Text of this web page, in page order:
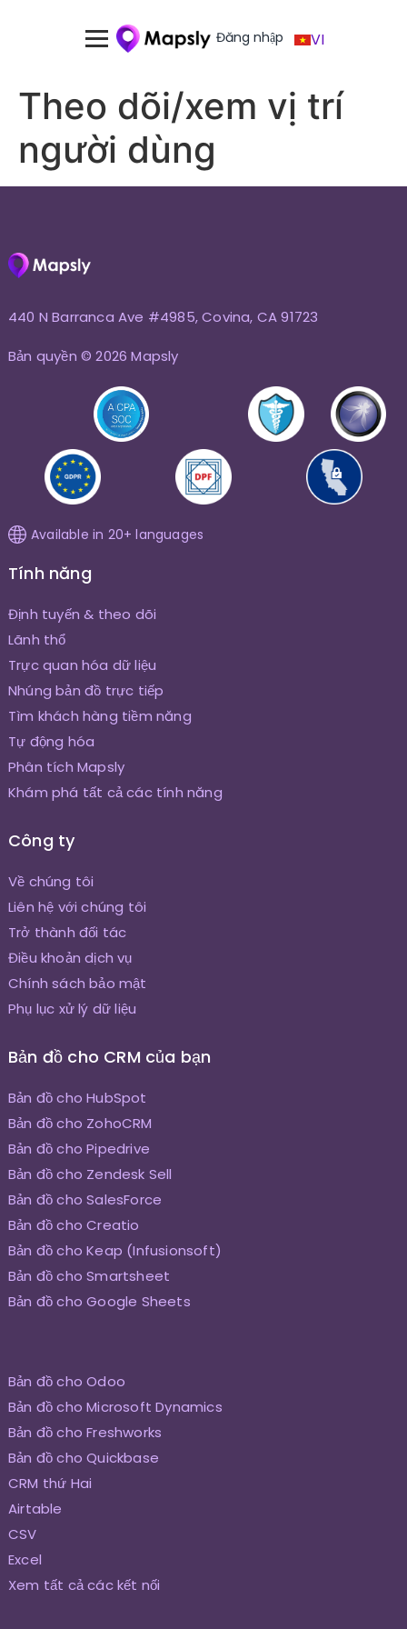
Đăng nhập VI
Theo dõi/xem vị trí
người dùng
440 N Barranca Ave #4985, Covina, CA 91723
Bản quyền © 2026 Mapsly
Available in 20+ languages
Tính năng
Định tuyến & theo dõi
Lãnh thổ
Trực quan hóa dữ liệu
Nhúng bản đồ trực tiếp
Tìm khách hàng tiềm năng
Tự động hóa
Phân tích Mapsly
Khám phá tất cả các tính năng
Công ty
Về chúng tôi
Liên hệ với chúng tôi
Trở thành đối tác
Điều khoản dịch vụ
Chính sách bảo mật
Phụ lục xử lý dữ liệu
Bản đồ cho CRM của bạn
Bản đồ cho HubSpot
Bản đồ cho ZohoCRM
Bản đồ cho Pipedrive
Bản đồ cho Zendesk Sell
Bản đồ cho SalesForce
Bản đồ cho Creatio
Bản đồ cho Keap (Infusionsoft)
Bản đồ cho Smartsheet
Bản đồ cho Google Sheets
Bản đồ cho Odoo
Bản đồ cho Microsoft Dynamics
Bản đồ cho Freshworks
Bản đồ cho Quickbase
CRM thứ Hai
Airtable
CSV
Excel
Xem tất cả các kết nối